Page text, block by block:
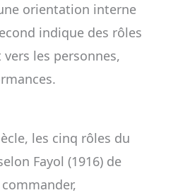
orientation interne
indique des rôles
les personnes,
les cinq rôles du
Fayol (1916) de